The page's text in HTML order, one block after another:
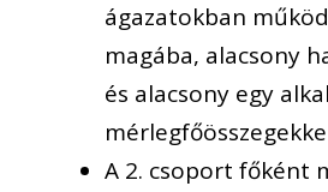
ágazatokban
magába, alacsony
és alacsony egy
A 2. csoport főként